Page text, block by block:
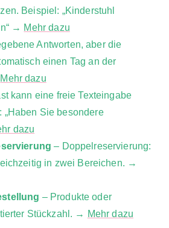
Beispiel: „Kinderstuhl
→ Mehr dazu
Antworten, aber die
einen Tag an der
Mehr dazu
kann eine freie Texteingabe
„Haben Sie besondere
dazu
– Doppelreservierung:
in zwei Bereichen. →
– Produkte oder
Stückzahl. → Mehr dazu